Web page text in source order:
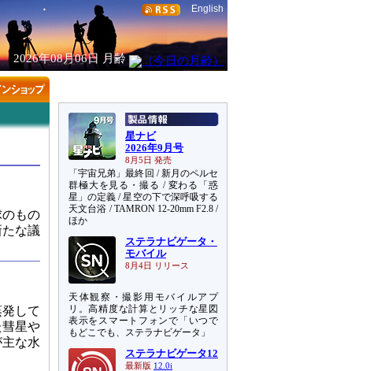
English
2026年08月06日 月齢
もの
な議
して
星や
な水
星ナビ
2026年9月号
8月5日 発売
「宇宙兄弟」最終回 / 新月のペルセ
群極大を見る・撮る / 変わる「惑
星」の定義 / 星空の下で深呼吸する
天文台浴 / TAMRON 12-20mm F2.8 /
ほか
ステラナビゲータ・
モバイル
8月4日 リリース
天体観察・撮影用モバイルアプ
リ。高精度な計算とリッチな星図
表示をスマートフォンで「いつで
もどこでも、ステラナビゲータ」
ステラナビゲータ12
最新版 12.0i